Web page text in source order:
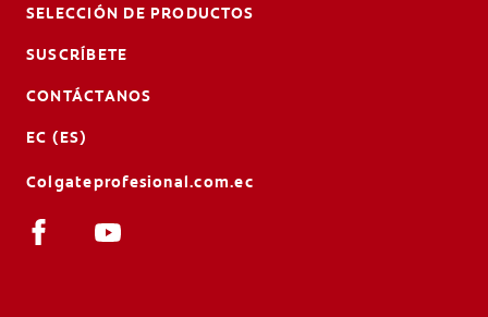
SELECCIÓN DE PRODUCTOS
SUSCRÍBETE
CONTÁCTANOS
EC (ES)
Colgateprofesional.com.ec